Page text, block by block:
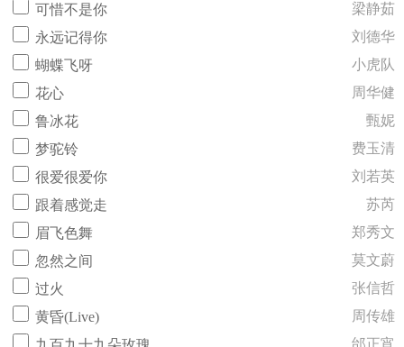
可惜不是你
梁静茹
永远记得你
刘德华
蝴蝶飞呀
小虎队
花心
周华健
鲁冰花
甄妮
梦驼铃
费玉清
很爱很爱你
刘若英
跟着感觉走
苏芮
眉飞色舞
郑秀文
忽然之间
莫文蔚
过火
张信哲
黄昏(Live)
周传雄
邰正宵